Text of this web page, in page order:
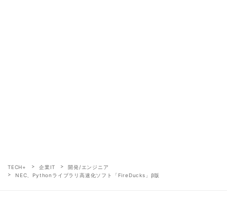
TECH+ 企業IT
開発/エンジニア
NEC、Pythonライブラリ高速化ソフト「FireDucks」β版